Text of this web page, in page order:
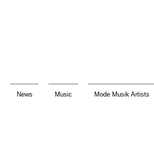
News Music Mode Musik Artists